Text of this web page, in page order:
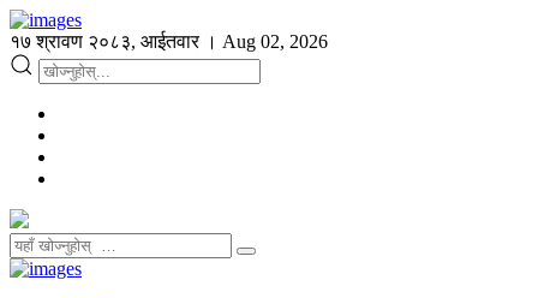
१७ श्रावण २०८३, आईतवार । Aug 02, 2026